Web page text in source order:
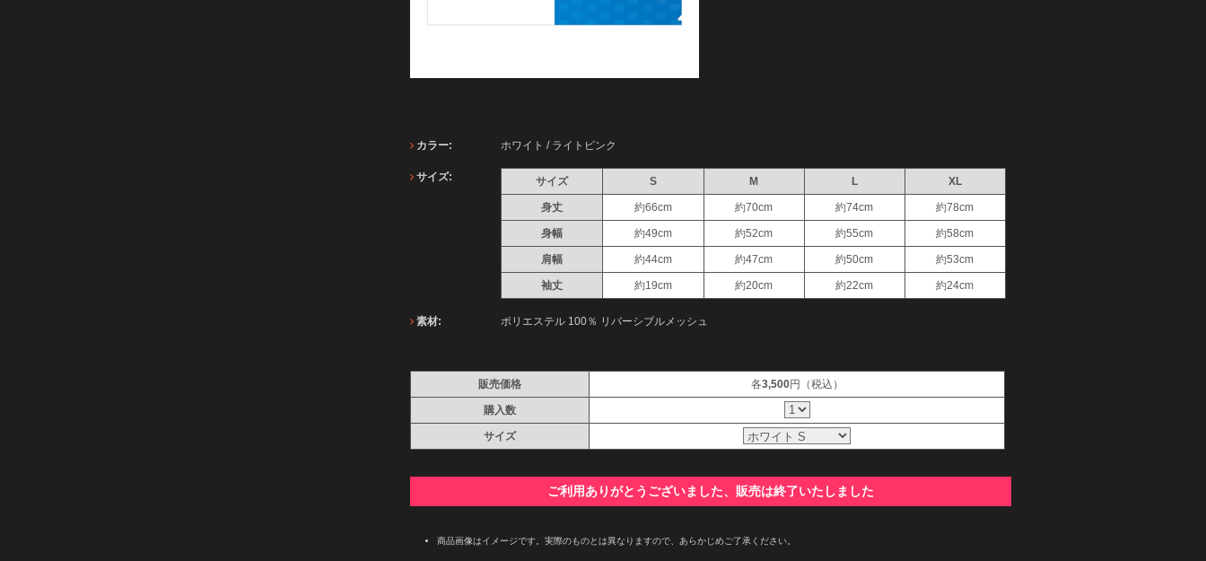
カラー: ホワイト / ライトピンク
サイズ: サイズ S M L XL
身丈 約66cm 約70cm 約74cm 約78cm
身幅 約49cm 約52cm 約55cm 約58cm
肩幅 約44cm 約47cm 約50cm 約53cm
袖丈 約19cm 約20cm 約22cm 約24cm
素材: ポリエステル 100％ リバーシブルメッシュ
販売価格 各3,500円（税込）
購入数
サイズ
ご利用ありがとうございました、販売は終了いたしました
商品画像はイメージです。実際のものとは異なりますので、あらかじめご了承ください。